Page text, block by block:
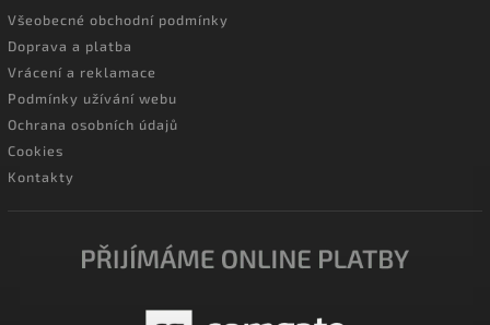
Všeobecné obchodní podmínky
Doprava a platba
Vrácení a reklamace
Podmínky užívání webu
Ochrana osobních údajů
Cookies
Kontakty